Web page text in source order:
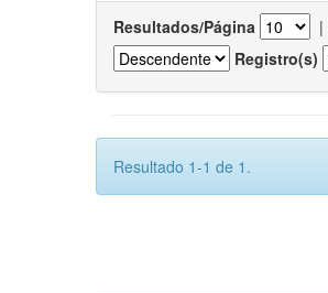
Resultados/Página |
Registro(s)
Resultado 1-1 de 1.